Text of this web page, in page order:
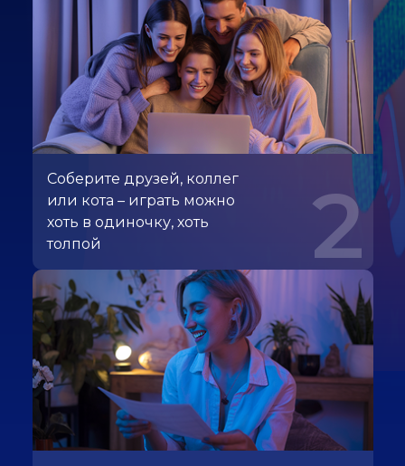
Соберите друзей, коллег
или кота – играть можно
хоть в одиночку, хоть
толпой
2